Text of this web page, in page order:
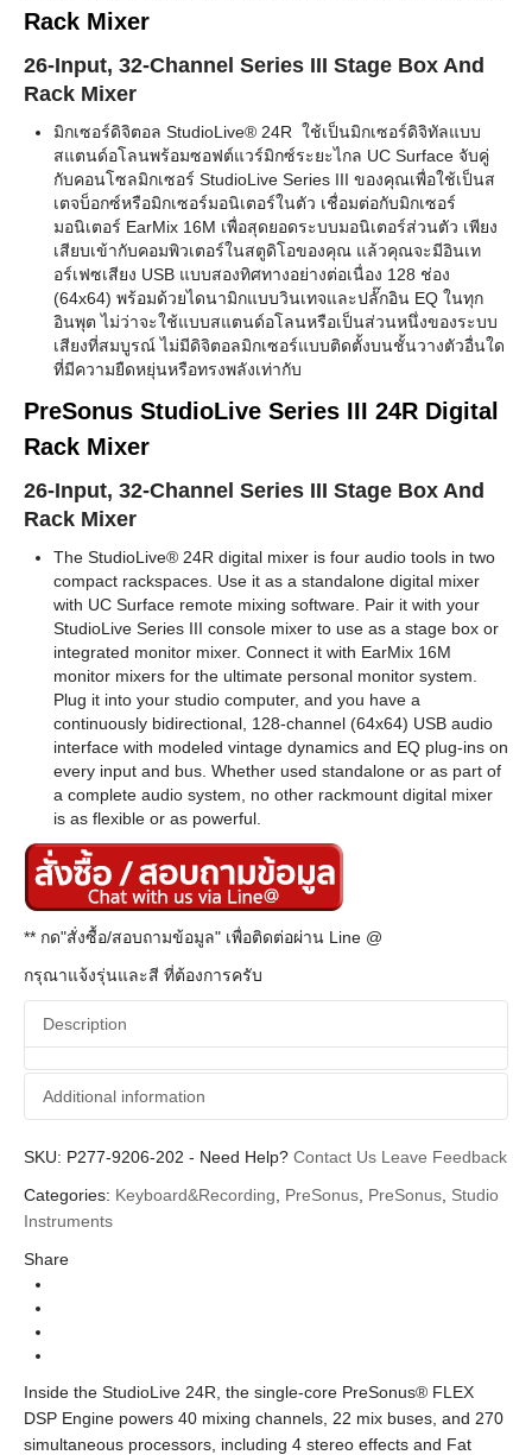
Rack Mixer
26-Input, 32-Channel Series III Stage Box And
Rack Mixer
มิกเซอร์ดิจิตอล StudioLive® 24R ใช้เป็นมิกเซอร์ดิจิทัลแบบ
สแตนด์อโลนพร้อมซอฟต์แวร์มิกซ์ระยะไกล UC Surface จับคู่
กับคอนโซลมิกเซอร์ StudioLive Series III ของคุณเพื่อใช้เป็นส
เตจบ็อกซ์หรือมิกเซอร์มอนิเตอร์ในตัว เชื่อมต่อกับมิกเซอร์
มอนิเตอร์ EarMix 16M เพื่อสุดยอดระบบมอนิเตอร์ส่วนตัว เพียง
เสียบเข้ากับคอมพิวเตอร์ในสตูดิโอของคุณ แล้วคุณจะมีอินเท
อร์เฟซเสียง USB แบบสองทิศทางอย่างต่อเนื่อง 128 ช่อง
(64x64) พร้อมด้วยไดนามิกแบบวินเทจและปลั๊กอิน EQ ในทุก
อินพุต ไม่ว่าจะใช้แบบสแตนด์อโลนหรือเป็นส่วนหนึ่งของระบบ
เสียงที่สมบูรณ์ ไม่มีดิจิตอลมิกเซอร์แบบติดตั้งบนชั้นวางตัวอื่นใด
ที่มีความยืดหยุ่นหรือทรงพลังเท่ากับ
PreSonus StudioLive Series III 24R Digital
Rack Mixer
26-Input, 32-Channel Series III Stage Box And
Rack Mixer
The StudioLive® 24R digital mixer is four audio tools in two
compact rackspaces. Use it as a standalone digital mixer
with UC Surface remote mixing software. Pair it with your
StudioLive Series III console mixer to use as a stage box or
integrated monitor mixer. Connect it with EarMix 16M
monitor mixers for the ultimate personal monitor system.
Plug it into your studio computer, and you have a
continuously bidirectional, 128-channel (64x64) USB audio
interface with modeled vintage dynamics and EQ plug-ins on
every input and bus. Whether used standalone or as part of
a complete audio system, no other rackmount digital mixer
is as flexible or as powerful.
** กด"สั่งซื้อ/สอบถามข้อมูล" เพื่อติดต่อผ่าน Line @
กรุณาแจ้งรุ่นและสี ที่ต้องการครับ
Description
Additional information
Additional information
Brands PreSonus
SKU: P277-9206-202 - Need Help? Contact Us Leave Feedback
Categories: Keyboard&Recording PreSonus PreSonus Studio
Instruments
Share
Inside the StudioLive 24R, the single-core PreSonus® FLEX
DSP Engine powers 40 mixing channels, 22 mix buses, and 270
simultaneous processors, including 4 stereo effects and Fat